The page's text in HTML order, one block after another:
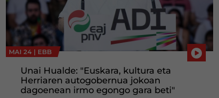
MAI 24 | EBB
Unai Hualde: "Euskara, kultura eta
Herriaren autogobernua jokoan
dagoenean irmo egongo gara beti"